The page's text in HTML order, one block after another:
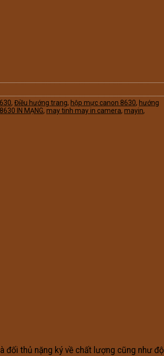
, Điều hướng trang, hộp mực canon 8630, hướng
IN MẠNG, may tinh may in camera, mayin,
đối thủ nặng ký về chất lượng cũng như độ